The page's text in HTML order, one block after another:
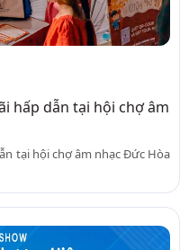
hấp dẫn tại hội chợ âm
tại hội chợ âm nhạc Đức Hòa